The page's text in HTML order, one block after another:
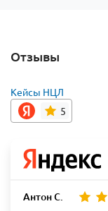
Отзывы
Кейсы НЦЛ
5
Антон С.